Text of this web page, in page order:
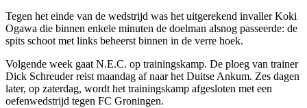
Tegen het einde van de wedstrijd was het uitgerekend invaller Koki
Ogawa die binnen enkele minuten de doelman alsnog passeerde: de
spits schoot met links beheerst binnen in de verre hoek.
Volgende week gaat N.E.C. op trainingskamp. De ploeg van trainer
Dick Schreuder reist maandag af naar het Duitse Ankum. Zes dagen
later, op zaterdag, wordt het trainingskamp afgesloten met een
oefenwedstrijd tegen FC Groningen.